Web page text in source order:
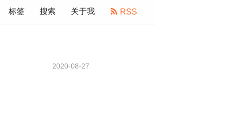
标签 搜索 关于我 RSS
2020-08-27